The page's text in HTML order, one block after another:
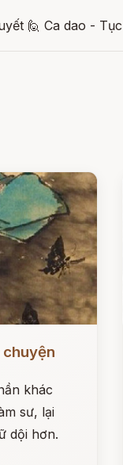
🙋 Ca dao -
khác
sư, lại
dội hơn.